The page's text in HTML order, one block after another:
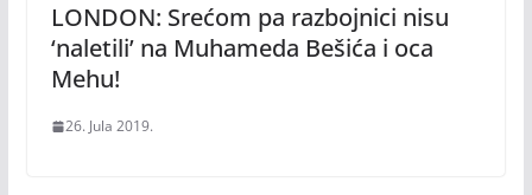
LONDON: Srećom pa razbojnici nisu
‘naletili’ na Muhameda Bešića i oca
Mehu!
26. Jula 2019.